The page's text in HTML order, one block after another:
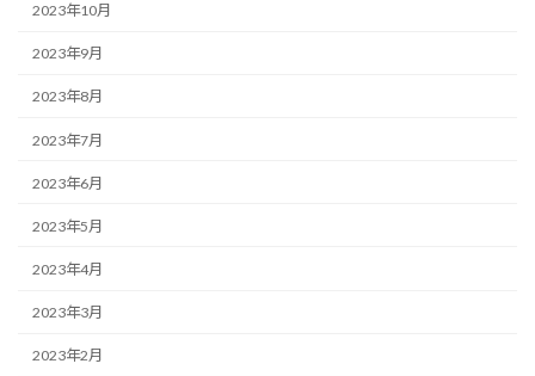
2023年10月
2023年9月
2023年8月
2023年7月
2023年6月
2023年5月
2023年4月
2023年3月
2023年2月